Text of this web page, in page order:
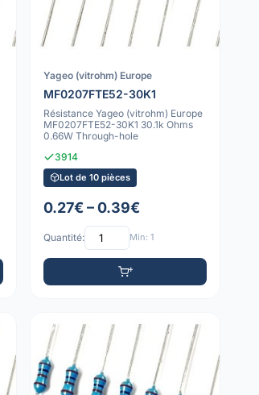
Yageo (vitrohm) Europe
MF0207FTE52-30K1
Résistance Yageo (vitrohm) Europe
MF0207FTE52-30K1 30.1k Ohms
0.66W Through-hole
3914
Lot de 10 pièces
0.27€ – 0.39€
Quantité: Min: 1